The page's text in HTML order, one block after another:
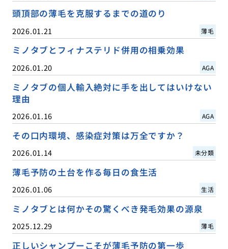
頭頂部の薄毛を克服するまでの道のり
2026.01.21 薄毛
ミノタブとフィナステリド併用の相乗効果
2026.01.20 AGA
ミノタブの個人輸入絶対に手を出してはいけない
理由
2026.01.16 AGA
その口内環境、感染症対策は万全ですか？
2026.01.14 未分類
薄毛予防の土台を作る毎日の食生活
2026.01.06 生活
ミノタブとは何かその驚くべき発毛効果の源泉
2025.12.29 薄毛
正しいシャンプーこそが薄毛予防の第一歩